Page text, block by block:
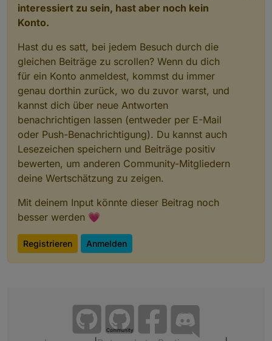
interessiert zu sein, hast aber noch kein
Konto.
Hast du es satt, bei jedem Besuch durch die
gleichen Beiträge zu scrollen? Wenn du dich
für ein Konto anmeldest, kommst du immer
genau dorthin zurück, wo du zuvor warst, und
kannst dich über neue Antworten
benachrichtigen lassen (entweder per E-Mail
oder Push-Benachrichtigung). Du kannst auch
Lesezeichen speichern und Beiträge positiv
bewerten, um anderen Community-Mitgliedern
deine Wertschätzung zu zeigen.
Mit deinem Input könnte dieser Beitrag noch
besser werden 💗
Registrieren Anmelden
Community